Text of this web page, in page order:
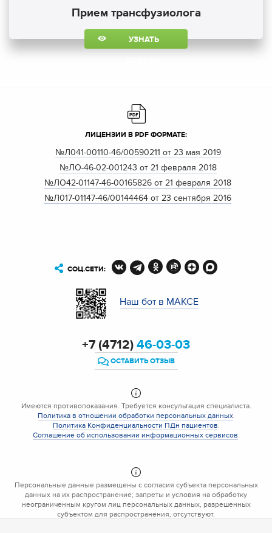
Прием трансфузиолога
УЗНАТЬ
ЛИЦЕНЗИИ В PDF ФОРМАТЕ:
№Л041-00110-46/00590211 от 23 мая 2019
№ЛО-46-02-001243 от 21 февраля 2018
№ЛО42-01147-46-00165826 от 21 февраля 2018
№Л017-01147-46/00144464 от 23 сентября 2016
СОЦ.СЕТИ:
Наш бот в МАКСЕ
+7 (4712)46-03-03
ОСТАВИТЬ ОТЗЫВ
Имеются противопоказания. Требуется консультация специалиста.
Политика в отношении обработки персональных данных.
Политика Конфиденциальности ПДн пациентов.
Соглашение об использовании информационных сервисов.
Персональные данные размещены с согласия субъекта персональных
данных на их распространение; запреты и условия на обработку
неограниченным кругом лиц персональных данных, разрешенных
субъектом для распространения, отсутствуют.